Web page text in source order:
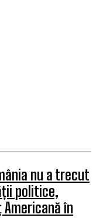
nu a trecut
politice,
în